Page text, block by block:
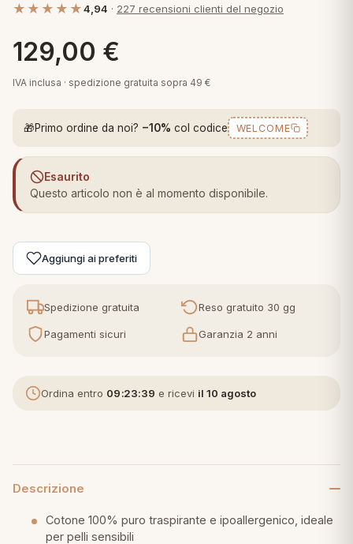
letto
arredo
per cuscini
Step
in fibra
in piuma d'oca
in piuma
Tappeti Cartoons
Trapuntini Cartoons
★★★★★4,94 · 227 recensioni clienti del negozio
129,00 €
IVA inclusa · spedizione gratuita sopra 49 €
🎁Primo ordine da noi? −10% col codice WELCOME
Esaurito
Questo articolo non è al momento disponibile.
Aggiungi ai preferiti
Spedizione gratuita Reso gratuito 30 gg
Pagamenti sicuri Garanzia 2 anni
Ordina entro 09:23:38 e ricevi il 10 agosto
Descrizione
Cotone 100% puro traspirante e ipoallergenico, ideale
per pelli sensibili